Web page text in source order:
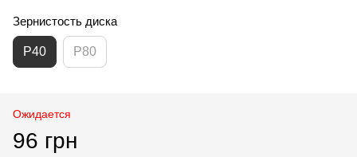
Зернистость диска
P40 P80
Ожидается
96 грн